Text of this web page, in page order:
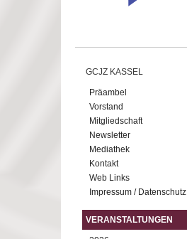
GCJZ KASSEL
Präambel
Vorstand
Mitgliedschaft
Newsletter
Mediathek
Kontakt
Web Links
Impressum / Datenschutz
VERANSTALTUNGEN